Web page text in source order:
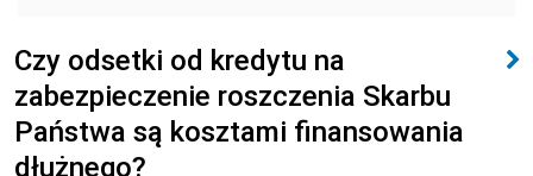
Czy odsetki od kredytu na
zabezpieczenie roszczenia Skarbu
Państwa są kosztami finansowania
dłużnego?